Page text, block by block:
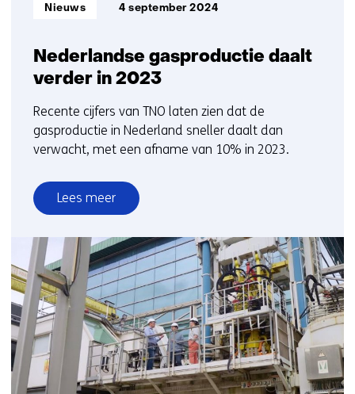
Nederlandse gasproductie daalt
verder in 2023
Nieuws 4 september 2024
Recente cijfers van TNO laten zien dat de
gasproductie in Nederland sneller daalt dan
verwacht, met een afname van 10% in 2023.
Lees meer
over
Nederlandse
gasproductie
daalt
verder
2023